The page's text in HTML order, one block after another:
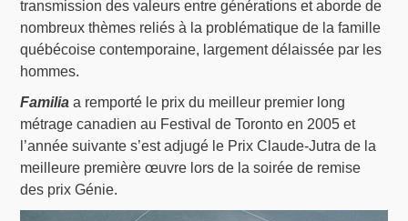
transmission des valeurs entre générations et aborde de
nombreux thèmes reliés à la problématique de la famille
québécoise contemporaine, largement délaissée par les
hommes.
Familia a remporté le prix du meilleur premier long
métrage canadien au Festival de Toronto en 2005 et
l’année suivante s’est adjugé le Prix Claude-Jutra de la
meilleure première œuvre lors de la soirée de remise
des prix Génie.